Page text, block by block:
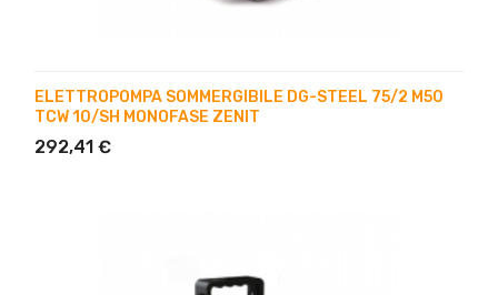
ELETTROPOMPA SOMMERGIBILE DG-STEEL 75/2 M50
TCW 10/SH MONOFASE ZENIT
292,41 €